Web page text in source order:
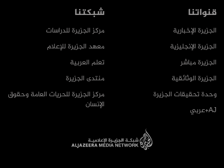
شبكتنا
مركز الجزيرة للدراسات
معهد الجزيرة للإعلام
تعلم العربية
منتدى الجزيرة
مركز الجزيرة للحريات العامة وحقوق
الإنسان
قنواتنا
الجزيرة الإخبارية
الجزيرة الإنجليزية
الجزيرة مباشر
الجزيرة الوثائقية
وحدة تحقيقات الجزيرة
AJ+عربي